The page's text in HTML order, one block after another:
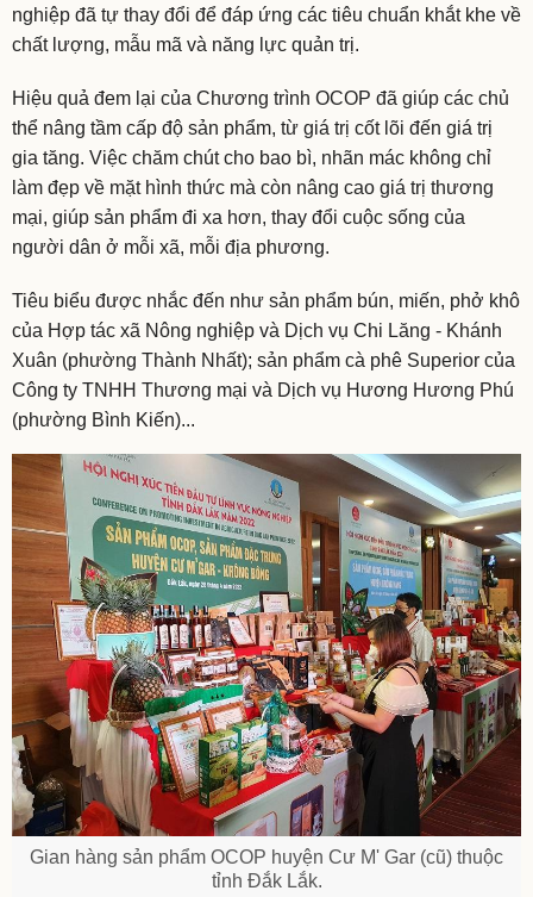
nghiệp đã tự thay đổi để đáp ứng các tiêu chuẩn khắt khe về
chất lượng, mẫu mã và năng lực quản trị.
Hiệu quả đem lại của Chương trình OCOP đã giúp các chủ
thể nâng tầm cấp độ sản phẩm, từ giá trị cốt lõi đến giá trị
gia tăng. Việc chăm chút cho bao bì, nhãn mác không chỉ
làm đẹp về mặt hình thức mà còn nâng cao giá trị thương
mại, giúp sản phẩm đi xa hơn, thay đổi cuộc sống của
người dân ở mỗi xã, mỗi địa phương.
Tiêu biểu được nhắc đến như sản phẩm bún, miến, phở khô
của Hợp tác xã Nông nghiệp và Dịch vụ Chi Lăng - Khánh
Xuân (phường Thành Nhất); sản phẩm cà phê Superior của
Công ty TNHH Thương mại và Dịch vụ Hương Hương Phú
(phường Bình Kiến)...
Gian hàng sản phẩm OCOP huyện Cư M' Gar (cũ) thuộc
tỉnh Đắk Lắk.